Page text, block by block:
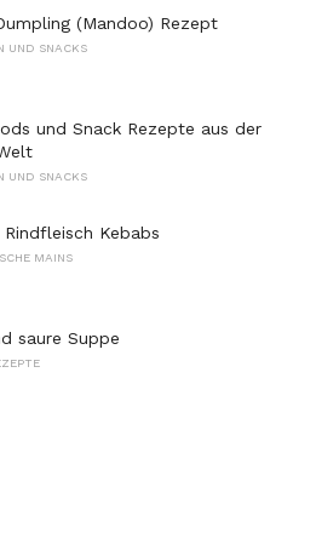
(Mandoo) Rezept
UND SNACKS
und Snack Rezepte aus der
UND SNACKS
Kebabs
MAINS
saure Suppe